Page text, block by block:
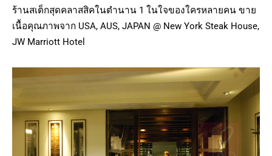
ร้านสเต็กสุดคลาสสิคในตำนาน 1 ในใจของใครหลายคน ขาย
เนื้อคุณภาพจาก USA, AUS, JAPAN @ New York Steak House,
JW Marriott Hotel